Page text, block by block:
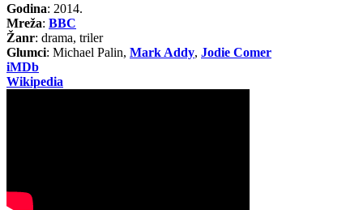
Godina: 2014.
Mreža: BBC
Žanr: drama, triler
Glumci: Michael Palin, Mark Addy, Jodie Comer
iMDb
Wikipedia